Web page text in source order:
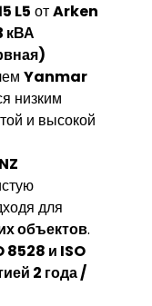
L5 отArken
кВА
Yanmar
низким
и высокой
для
объектов.
8528 и ISO
2 года /